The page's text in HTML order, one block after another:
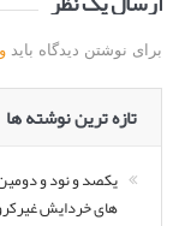
برای نوشتن دیدگاه باید
تازه ترین نوشته ها
یکصد و نود و
های خردایش